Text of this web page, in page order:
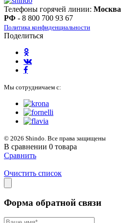
Телефоны горячей линии: Москва
РФ - 8 800 700 93 67
Политика конфиденциальности
Поделиться
Мы сотрудничаем с:
© 2026 Shindo. Все права защищены
В сравнении 0 товара
Сравнить
Очистить список
Форма обратной связи